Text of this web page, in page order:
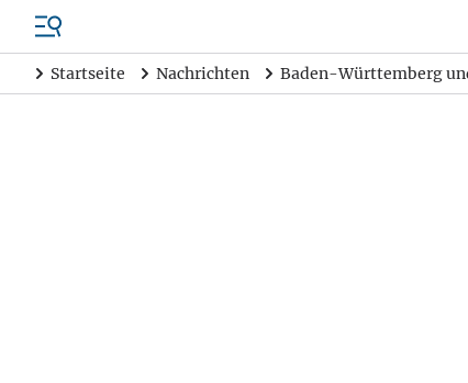
Startseite Nachrichten Baden-Württemberg